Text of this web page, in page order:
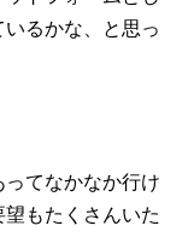
るかな、と思っ
てなかなか行け
もたくさんいた